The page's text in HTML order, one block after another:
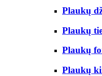
Plaukų
Plaukų
Plaukų
Plaukų